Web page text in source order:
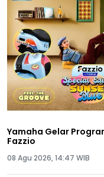
Yamaha Gelar
Fazzio
08 Agu 2026, 14:47 WIB